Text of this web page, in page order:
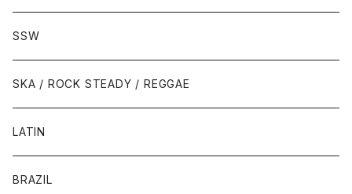
SSW
SKA / ROCK STEADY / REGGAE
LATIN
BRAZIL